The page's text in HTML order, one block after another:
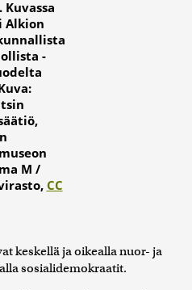
Alkion
-
M /
CC
keskellä ja oikealla nuor- ja
sosialidemokraatit.